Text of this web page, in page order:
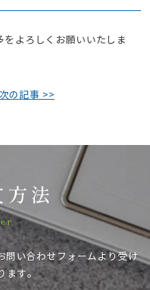
よろしくお願いいたしま
次の記事 >>
法
問い合わせフォームより受け
ます。